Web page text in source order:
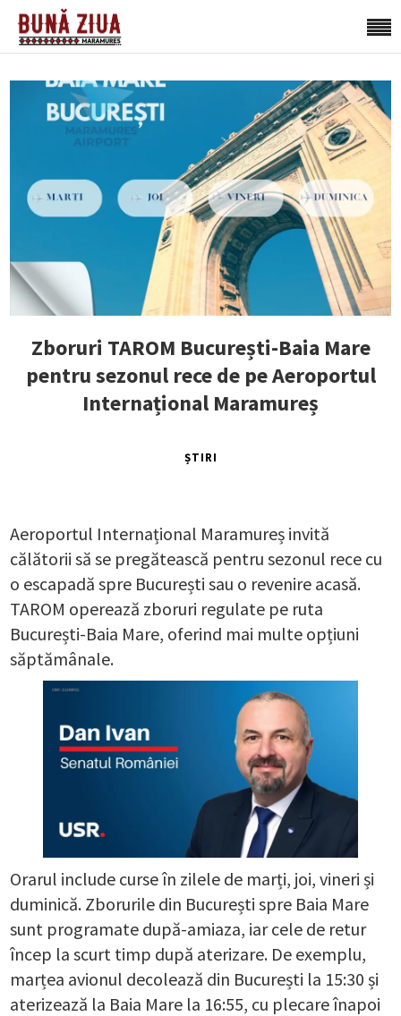
Zboruri TAROM București-Baia Mare
pentru sezonul rece de pe Aeroportul
Internațional Maramureș
ȘTIRI
Aeroportul Internațional Maramureș invită
călătorii să se pregătească pentru sezonul rece cu
o escapadă spre București sau o revenire acasă.
TAROM operează zboruri regulate pe ruta
București-Baia Mare, oferind mai multe opțiuni
săptămânale.
Orarul include curse în zilele de marți, joi, vineri și
duminică. Zborurile din București spre Baia Mare
sunt programate după-amiaza, iar cele de retur
încep la scurt timp după aterizare. De exemplu,
marțea avionul decolează din București la 15:30 și
aterizează la Baia Mare la 16:55, cu plecare înapoi